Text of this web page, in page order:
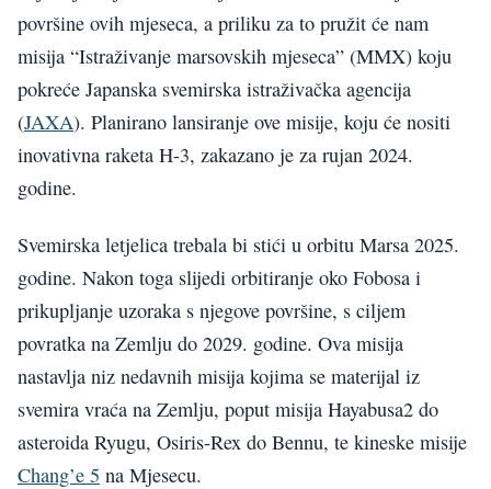
površine ovih mjeseca, a priliku za to pružit će nam
misija “Istraživanje marsovskih mjeseca” (MMX) koju
pokreće Japanska svemirska istraživačka agencija
(JAXA). Planirano lansiranje ove misije, koju će nositi
inovativna raketa H-3, zakazano je za rujan 2024.
godine.
Svemirska letjelica trebala bi stići u orbitu Marsa 2025.
godine. Nakon toga slijedi orbitiranje oko Fobosa i
prikupljanje uzoraka s njegove površine, s ciljem
povratka na Zemlju do 2029. godine. Ova misija
nastavlja niz nedavnih misija kojima se materijal iz
svemira vraća na Zemlju, poput misija Hayabusa2 do
asteroida Ryugu, Osiris-Rex do Bennu, te kineske misije
Chang’e 5 na Mjesecu.